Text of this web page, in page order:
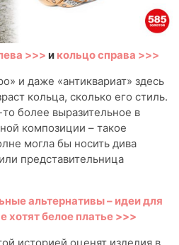
>>> и кольцо справа >>>
и даже «антиквариат» здесь
кольца, сколько его стиль.
более выразительное в
композиции – такое
могла бы носить дива
представительница
альтернативы – идеи для
хотят белое платье >>>